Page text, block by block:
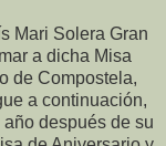
Mari Solera Gran
a dicha Misa
de Compostela,
a continuación,
después de su